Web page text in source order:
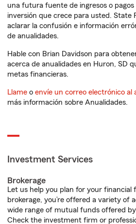
una futura fuente de ingresos o
inversión que crece para usted. State
aclarar la confusión e información
de anualidades.
Hable con Brian Davidson para
acerca de anualidades en Huron, SD
metas financieras.
Llame o envíe un correo electrónico al
más información sobre Anualidades.
Investment Services
Brokerage
Let us help you plan for your
brokerage, you’re offered a variety of
wide range of mutual funds offered
Check the investment firm or